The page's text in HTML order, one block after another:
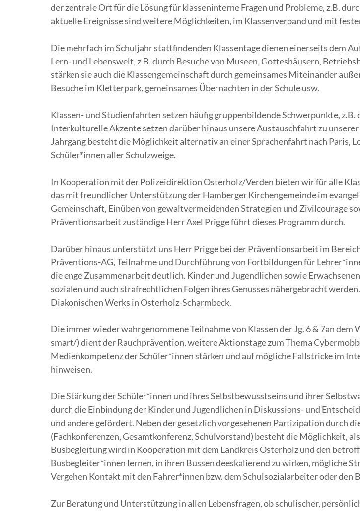
der zentrale Ort für die Lösung für klasseninterne Fragen und Probleme, z.B.
aktuelle Ereignisse sind weitere Möglichkeiten, im Klassenverband und mit
Die mehrfach im Schuljahr stattfindenden Klassentage dienen einerseits dem
Lern- und Lebenswelt, z.B. durch Besuche von Museen, Gotteshäusern,
stärken sie auch die Klassengemeinschaft durch gemeinsames Miteinander
Besuche im Kletterpark, gemeinsames Übernachten in der Schule usw.
Klassen- und Studienfahrten setzen häufig gruppenbildende Schwerpunkte,
Interkulturelle Akzente setzen darüber hinaus unsere Austauschfahrt zu
Jahrgang besteht die Möglichkeit alternativ an einer Sprachenfahrt nach Paris,
Schüler*innen aller Schulzweige.
In Kooperation mit der Polizeidirektion Osterholz/Verden bieten wir für alle
das mit freundlicher Unterstützung der Hamberger Kirchengemeinde im
Gemeinschaft, Einüben von gewaltvermeidenden Strategien und Zivilcourage
Präventionsarbeit zuständige Herr Axel Prigge führt dieses Programm durch.
Darüber hinaus unterstützt uns Herr Prigge bei der Präventionsarbeit im
Präventions-AG, Teilnahme und Durchführung von Fortbildungen für
die enge Zusammenarbeit deutlich. Kinder und Jugendlichen sowie
sozialen und auch strafrechtlichen Folgen ihres Genusses nähergebracht
Diakonischen Werks in Osterholz-Scharmbeck.
Die immer wieder wahrgenommene Teilnahme von Klassen der Jg. 6 & 7an
smart/) dient der Rauchprävention, weitere Aktionstage zum Thema
Medienkompetenz der Schüler*innen stärken und auf mögliche Fallstricke im
hinweisen.
Die Stärkung der Schüler*innen und ihres Selbstbewusstseins und ihrer
durch die Einbindung der Kinder und Jugendlichen in Diskussions- und
und andere gefördert. Neben der gesetzlich vorgesehenen Partizipation durch
(Fachkonferenzen, Gesamtkonferenz, Schulvorstand) besteht die Möglichkeit,
Busbegleitung wird in Kooperation mit dem Landkreis Osterholz und den
Busbegleiter*innen lernen, in ihren Bussen deeskalierend zu wirken, mögliche
Vergehen Kontakt mit den Fahrer*innen bzw. dem Schulsozialarbeiter oder den
Zur Beratung und Unterstützung in allen Lebensfragen, ob schulischer,